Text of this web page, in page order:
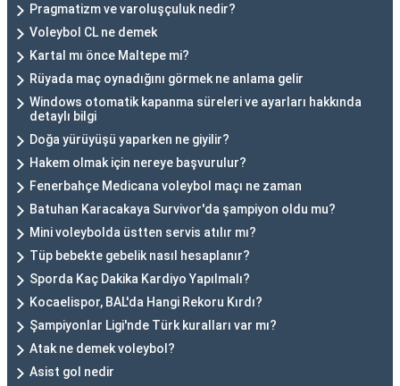
Pragmatizm ve varoluşçuluk nedir?
Voleybol CL ne demek
Kartal mı önce Maltepe mi?
Rüyada maç oynadığını görmek ne anlama gelir
Windows otomatik kapanma süreleri ve ayarları hakkında
detaylı bilgi
Doğa yürüyüşü yaparken ne giyilir?
Hakem olmak için nereye başvurulur?
Fenerbahçe Medicana voleybol maçı ne zaman
Batuhan Karacakaya Survivor'da şampiyon oldu mu?
Mini voleybolda üstten servis atılır mı?
Tüp bebekte gebelik nasıl hesaplanır?
Sporda Kaç Dakika Kardiyo Yapılmalı?
Kocaelispor, BAL'da Hangi Rekoru Kırdı?
Şampiyonlar Ligi'nde Türk kuralları var mı?
Atak ne demek voleybol?
Asist gol nedir